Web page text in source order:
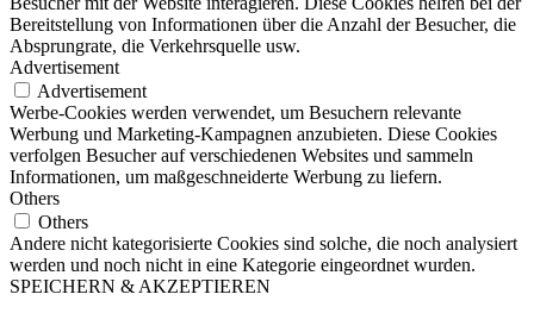
Bereitstellung von Informationen über die Anzahl der Besucher, die
Absprungrate, die Verkehrsquelle usw.
Advertisement
Advertisement
Werbe-Cookies werden verwendet, um Besuchern relevante
Werbung und Marketing-Kampagnen anzubieten. Diese Cookies
verfolgen Besucher auf verschiedenen Websites und sammeln
Informationen, um maßgeschneiderte Werbung zu liefern.
Others
Others
Andere nicht kategorisierte Cookies sind solche, die noch analysiert
werden und noch nicht in eine Kategorie eingeordnet wurden.
SPEICHERN & AKZEPTIEREN